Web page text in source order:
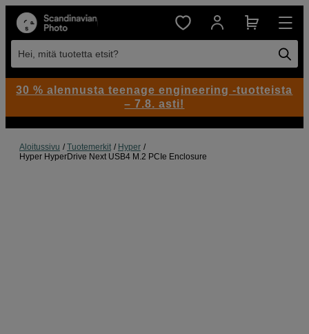
Hei, mitä tuotetta etsit?
Aloitussivu Tuotemerkit
Hyper
Hyper HyperDrive Next USB4 M.2 PCIe Enclosure
30 % alennusta teenage engineering -tuotteista
– 7.8. asti!